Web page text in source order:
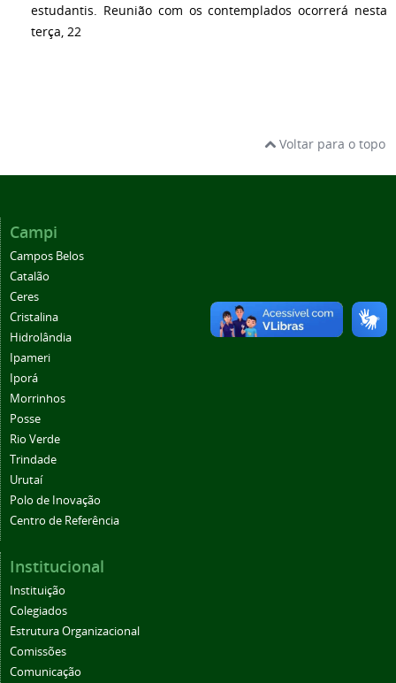
estudantis. Reunião com os contemplados ocorrerá nesta
terça, 22
Voltar para o topo
Campi
Campos Belos
Catalão
Ceres
Cristalina
Hidrolândia
Ipameri
Iporá
Morrinhos
Posse
Rio Verde
Trindade
Urutaí
Polo de Inovação
Centro de Referência
Institucional
Instituição
Colegiados
Estrutura Organizacional
Comissões
Comunicação